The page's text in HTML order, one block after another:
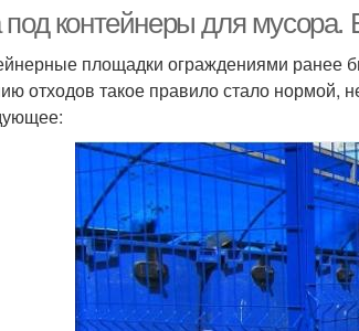
контейнеры для
площадки ограждениями ранее
отходов такое правило стало нормой,